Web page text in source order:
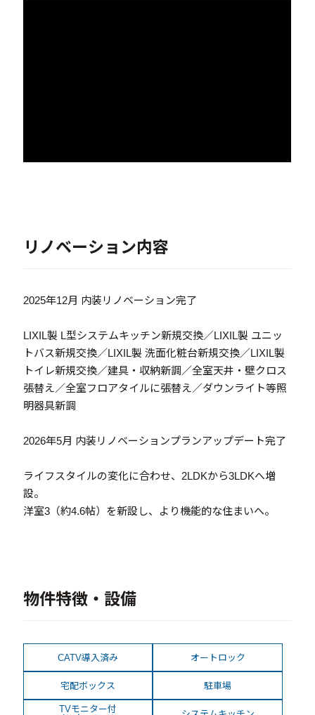
リノベーション内容
2025年12月 内装リノベーション完了
LIXIL製 L型システムキッチン新規交換／LIXIL製 ユニッ
トバス新規交換／LIXIL製 洗面化粧台新規交換／LIXIL製
トイレ新規交換／建具・収納新調／全室天井・壁クロス
張替え／全室フロアタイルに張替え／ダウンライト等照
明器具新調
2026年5月 内装リノベーションプランアップデート完了
ライフスタイルの変化に合わせ、2LDKから3LDKへ増
設。
洋室3（約4.6帖）を新設し、より機能的な住まいへ。
物件特徴・設備
CATV導入済み オートロック
宅配ボックス 駐車場
TVモニター付